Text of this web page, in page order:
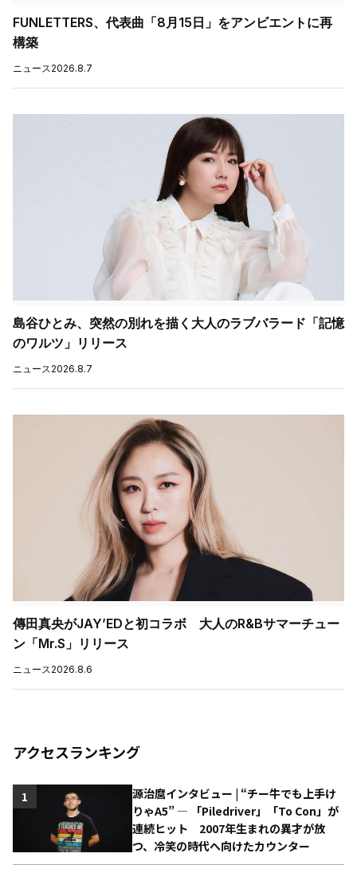
FUNLETTERS、代表曲「8月15日」をアンビエントに再
構築
ニュース2026.8.7
島谷ひとみ、突然の別れを描く大人のラブバラード「記憶
のワルツ」リリース
ニュース2026.8.7
傳田真央がJAY’EDと初コラボ 大人のR&Bサマーチュー
ン「Mr.S」リリース
ニュース2026.8.6
アクセスランキング
源治麿インタビュー | “チー牛でも上手け
りゃA5” ― 「Piledriver」「To Con」が
連続ヒット 2007年生まれの異才が放
つ、冷笑の時代へ向けたカウンター
1